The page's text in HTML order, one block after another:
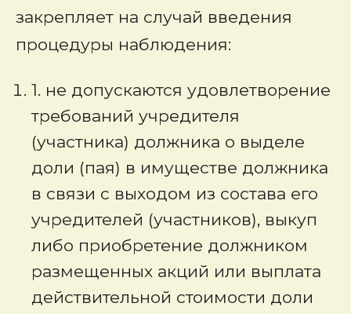
закрепляет на случай введения
процедуры наблюдения:
1. не допускаются удовлетворение
требований учредителя
(участника) должника о выделе
доли (пая) в имуществе должника
в связи с выходом из состава его
учредителей (участников), выкуп
либо приобретение должником
размещенных акций или выплата
действительной стоимости доли